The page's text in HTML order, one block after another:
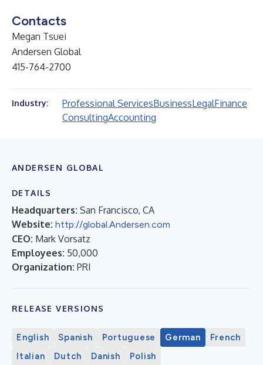
Contacts
Megan Tsuei
Andersen Global
415-764-2700
Industry: Professional ServicesBusinessLegalFinance
ConsultingAccounting
ANDERSEN GLOBAL
DETAILS
Headquarters: San Francisco, CA
Website: http://global.Andersen.com
CEO: Mark Vorsatz
Employees: 50,000
Organization: PRI
RELEASE VERSIONS
English Spanish Portuguese German
French
Italian
Dutch Danish Polish